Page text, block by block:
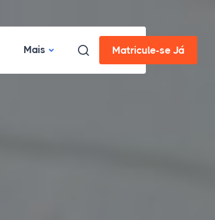
Mais Matricule-se Já